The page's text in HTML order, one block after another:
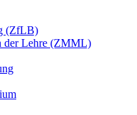
(ZfLB)
der Lehre (ZMML)